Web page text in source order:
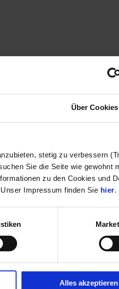
Über Cookies
stetig zu verbessern
Sie die Seite wie gewohnt
zu den Cookies und
Impressum finden Sie hier.
Alles akzeptieren